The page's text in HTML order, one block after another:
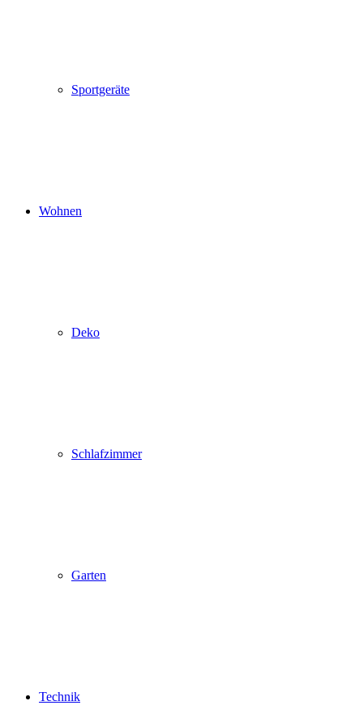
Sportgeräte
Wohnen
Deko
Schlafzimmer
Garten
Technik